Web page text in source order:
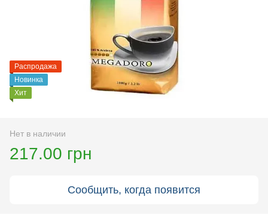
Распродажа
Новинка
Хит
Нет в наличии
217.00 грн
Сообщить, когда появится